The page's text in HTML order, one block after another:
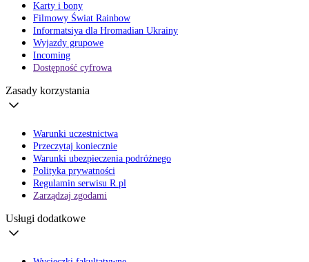
Karty i bony
Filmowy Świat Rainbow
Informatsiya dla Hromadian Ukrainy
Wyjazdy grupowe
Incoming
Dostępność cyfrowa
Zasady korzystania
Warunki uczestnictwa
Przeczytaj koniecznie
Warunki ubezpieczenia podróżnego
Polityka prywatności
Regulamin serwisu R.pl
Zarządzaj zgodami
Usługi dodatkowe